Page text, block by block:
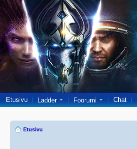
Etusivu Ladder Foorumi Chat
Etusivu